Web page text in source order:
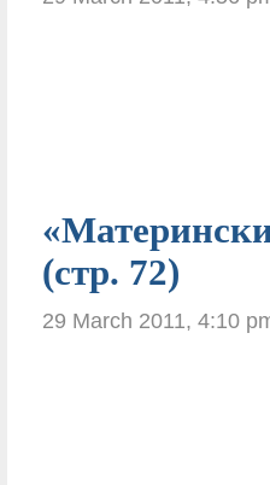
(стр. 72)
29 March 2011, 4:10